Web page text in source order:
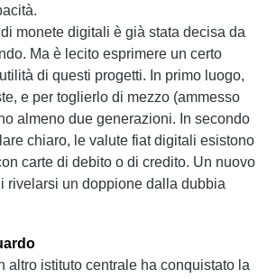
monete digitali è già stata decisa da
Ma è lecito esprimere un certo
di questi progetti. In primo luogo,
e per toglierlo di mezzo (ammesso
almeno due generazioni. In secondo
chiaro, le valute fiat digitali esistono
carte di debito o di credito. Un nuovo
rivelarsi un doppione dalla dubbia
altro istituto centrale ha conquistato la